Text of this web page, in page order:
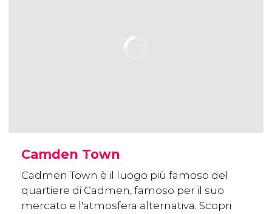
Camden Town
Cadmen Town è il luogo più famoso del
quartiere di Cadmen, famoso per il suo
mercato e l'atmosfera alternativa. Scopri